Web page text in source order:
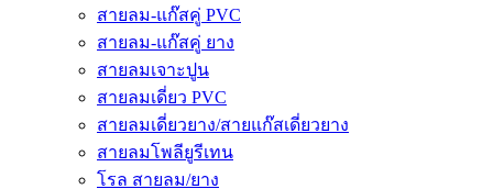
สายลม-แก๊สคู่ PVC
สายลม-แก๊สคู่ ยาง
สายลมเจาะปูน
สายลมเดี่ยว PVC
สายลมเดี่ยวยาง/สายแก๊สเดี่ยวยาง
สายลมโพลียูรีเทน
โรล สายลม/ยาง